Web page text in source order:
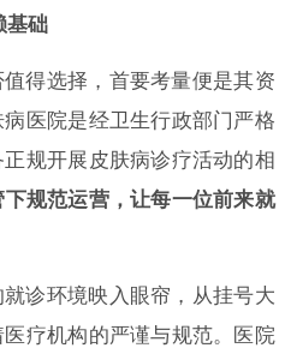
基础
得选择，首要考量便是其资
医院是经卫生行政部门严格
规开展皮肤病诊疗活动的相
规范运营，让每一位前来就
诊环境映入眼帘，从挂号大
疗机构的严谨与规范。医院